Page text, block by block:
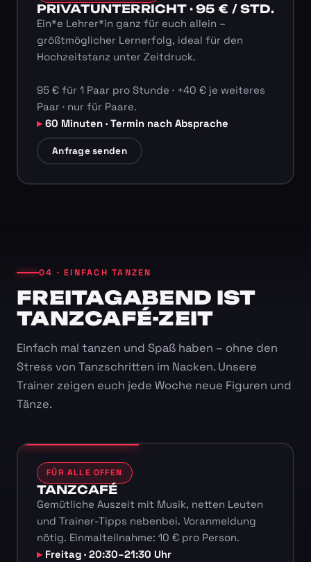
PRIVATUNTERRICHT · 95 € / STD.
Ein*e Lehrer*in ganz für euch allein –
größtmöglicher Lernerfolg, ideal für den
Hochzeitstanz unter Zeitdruck.
95 € für 1 Paar pro Stunde · +40 € je weiteres
Paar · nur für Paare.
60 Minuten · Termin nach Absprache
Anfrage senden
04 · EINFACH TANZEN
FREITAGABEND IST
TANZCAFÉ-ZEIT
Einfach mal tanzen und Spaß haben – ohne den
Stress von Tanzschritten im Nacken. Unsere
Trainer zeigen euch jede Woche neue Figuren und
Tänze.
FÜR ALLE OFFEN
TANZCAFÉ
Gemütliche Auszeit mit Musik, netten Leuten
und Trainer-Tipps nebenbei. Voranmeldung
nötig. Einmalteilnahme: 10 € pro Person.
Freitag · 20:30–21:30 Uhr